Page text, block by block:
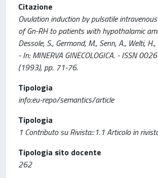
Citazione
Ovulation induction by pulsatile
of Gn-RH to patients with hypothalamic
Dessole, S., Germond, M., Senn, A., Welti, H.,
- In: MINERVA GINECOLOGICA. - ISSN
(1993), pp. 71-76.
Tipologia
info:eu-repo/semantics/article
Tipologia
1 Contributo su Rivista::1.1 Articolo in
Tipologia sito docente
262